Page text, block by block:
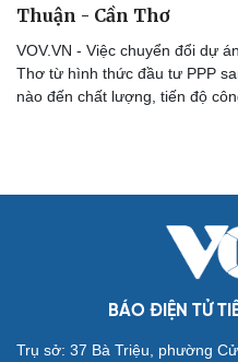
Cải chính
Thuận - Cần Thơ
VOV.VN - Việc chuyển đổi dự
Thơ từ hình thức đầu tư PPP
nào đến chất lượng, tiến độ
BÁO ĐIỆN TỬ
Trụ sở: 37 Bà Triệu, phường